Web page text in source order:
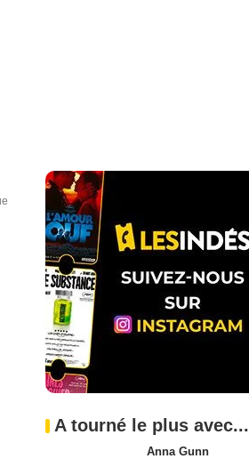
A tourné le plus avec...
Anna Gunn